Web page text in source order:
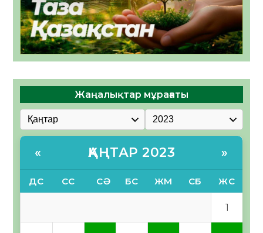
Жаңалықтар мұрағаты
« ҚАҢТАР 2023 »
ДС СС СӘ БС ЖМ СБ ЖС
1